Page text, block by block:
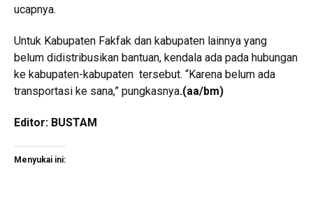
ucapnya.
Untuk Kabupaten Fakfak dan kabupaten lainnya yang
belum didistribusikan bantuan, kendala ada pada hubungan
ke kabupaten-kabupaten tersebut. “Karena belum ada
transportasi ke sana,” pungkasnya.(aa/bm)
Editor: BUSTAM
Menyukai ini: